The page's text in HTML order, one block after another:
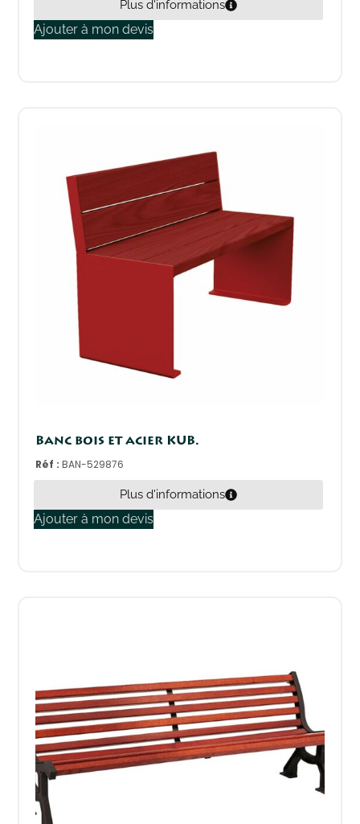
Plus d'informations
Ajouter à mon devis
Banc bois et acier KUB.
Réf :BAN-529876
Plus d'informations
Ajouter à mon devis